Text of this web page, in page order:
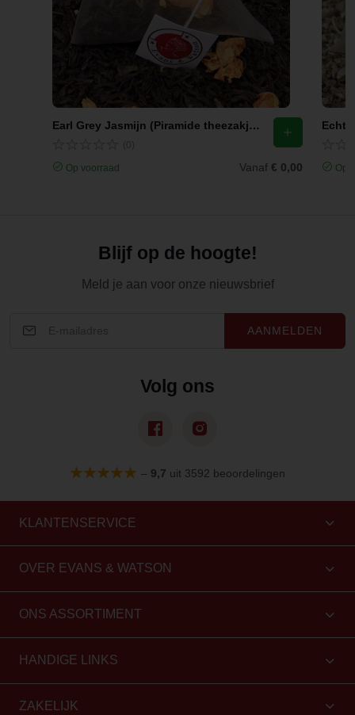
Earl Grey Jasmijn (Piramide theezakjes)
Op voorraad Vanaf € 0,00 Op
Blijf op de hoogte!
Meld je aan voor onze nieuwsbrief
AANMELDEN
Volg ons
– 9,7 uit 3592 beoordelingen
KLANTENSERVICE
OVER EVANS & WATSON
ONS ASSORTIMENT
HANDIGE LINKS
ZAKELIJK